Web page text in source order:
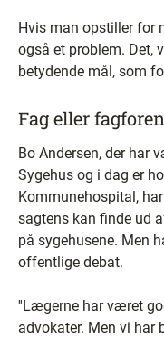
Hvis man opstiller for
også et problem. Det,
betydende mål, som
Fag eller
Bo Andersen, der har
Sygehus og i dag er
Kommunehospital,
sagtens kan finde ud
på sygehusene. Men
offentlige debat.
''Lægerne har været
advokater. Men vi har